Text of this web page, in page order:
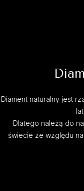
Diament naturalny jest
Dlatego należą do
świecie ze względu